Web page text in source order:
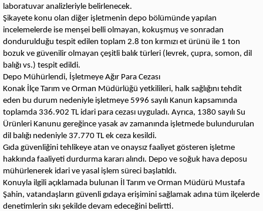
laboratuvar analizleriyle belirlenecek.
Şikayete konu olan diğer işletmenin depo bölümünde yapılan
incelemelerde ise menşei belli olmayan, kokuşmuş ve sonradan
dondurulduğu tespit edilen toplam 2.8 ton kırmızı et ürünü ile 1 ton
bozuk ve güvenilir olmayan çeşitli balık türleri (levrek, çupra, somon, dil
balığı vs.) tespit edildi.
Depo Mühürlendi, İşletmeye Ağır Para Cezası
Konak İlçe Tarım ve Orman Müdürlüğü yetkilileri, halk sağlığını tehdit
eden bu durum nedeniyle işletmeye 5996 sayılı Kanun kapsamında
toplamda 336.902 TL idari para cezası uyguladı. Ayrıca, 1380 sayılı Su
Ürünleri Kanunu gereğince yasak av zamanında işletmede bulundurulan
dil balığı nedeniyle 37.770 TL ek ceza kesildi.
Gıda güvenliğini tehlikeye atan ve onaysız faaliyet gösteren işletme
hakkında faaliyeti durdurma kararı alındı. Depo ve soğuk hava deposu
mühürlenerek idari ve yasal işlem süreci başlatıldı.
Konuyla ilgili açıklamada bulunan İl Tarım ve Orman Müdürü Mustafa
Şahin, vatandaşların güvenli gıdaya erişimini sağlamak adına tüm ilçelerde
denetimlerin sıkı şekilde devam edeceğini belirtti.